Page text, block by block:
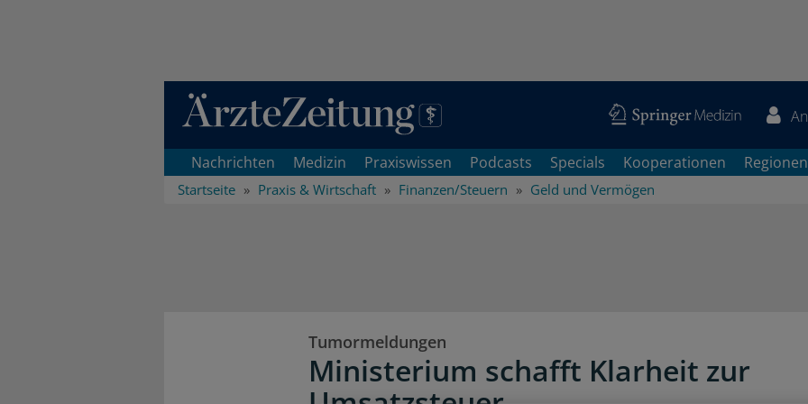
Direkt zum Inhaltsbereich
Nachrichten Medizin Praxiswissen Podcasts Specials Kooperationen Regionen
Startseite Praxis & Wirtschaft Finanzen/Steuern Geld und Vermögen
Tumormeldungen
Ministerium schafft Klarheit zur